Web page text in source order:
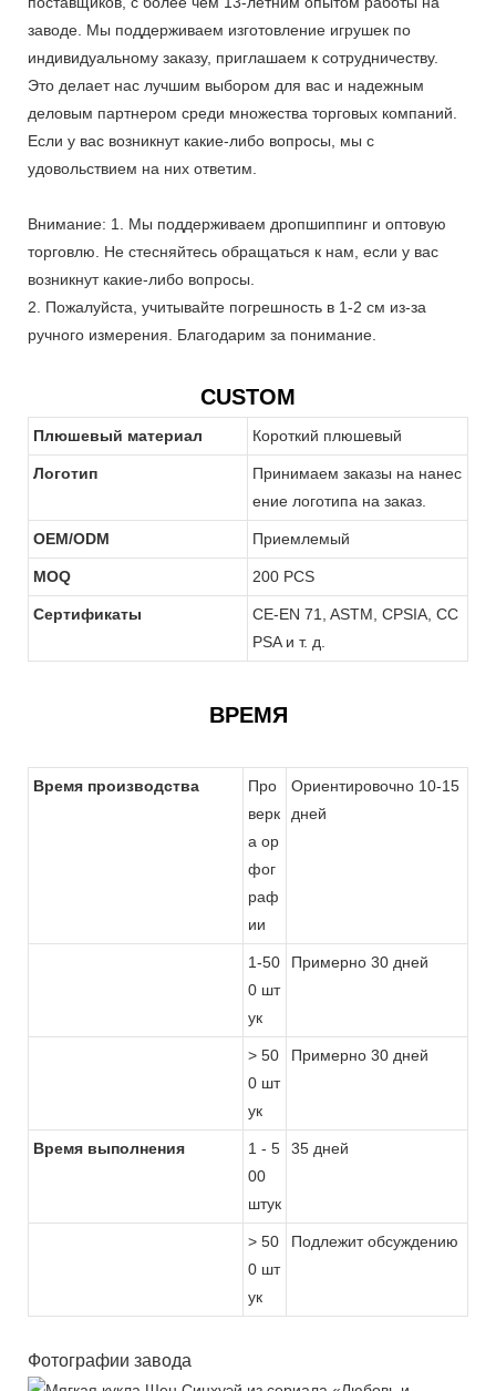
заводе. Мы поддерживаем изготовление игрушек по
индивидуальному заказу, приглашаем к сотрудничеству.
Это делает нас лучшим выбором для вас и надежным
деловым партнером среди множества торговых компаний.
Если у вас возникнут какие-либо вопросы, мы с
удовольствием на них ответим.
Внимание: 1. Мы поддерживаем дропшиппинг и оптовую
торговлю. Не стесняйтесь обращаться к нам, если у вас
возникнут какие-либо вопросы.
2. Пожалуйста, учитывайте погрешность в 1-2 см из-за
ручного измерения. Благодарим за понимание.
CUSTOM
Плюшевый материал Короткий плюшевый
Логотип
Принимаем заказы на нанес
ение логотипа на заказ.
OEM/ODM Приемлемый
MOQ 200 PCS
Сертификаты
CE-EN 71, ASTM, CPSIA, CC
PSA и т. д.
ВРЕМЯ
Время производства
Про
верк
а ор
фог
раф
ии
Ориентировочно 10-15
дней
1-50
0 шт
ук
Примерно 30 дней
> 50
0 шт
ук
Примерно 30 дней
Время выполнения
1 - 5
00
штук
35 дней
> 50
0 шт
ук
Подлежит обсуждению
Фотографии завода